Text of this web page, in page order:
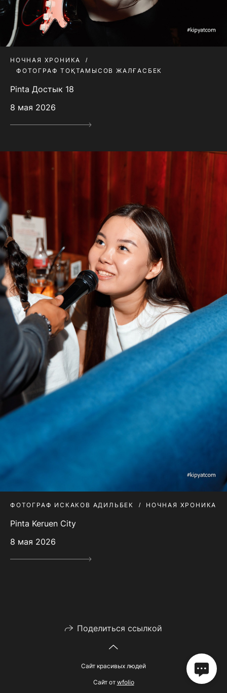
НОЧНАЯ ХРОНИКА
ФОТОГРАФ ТОҚТАМЫСОВ ЖАЛҒАСБЕК
Pinta Достык 18
8 мая 2026
ФОТОГРАФ ИСКАКОВ АДИЛЬБЕК НОЧНАЯ ХРОНИКА
Pinta Keruen City
8 мая 2026
Поделиться ссылкой
Сайт красивых людей
Сайт от wfolio